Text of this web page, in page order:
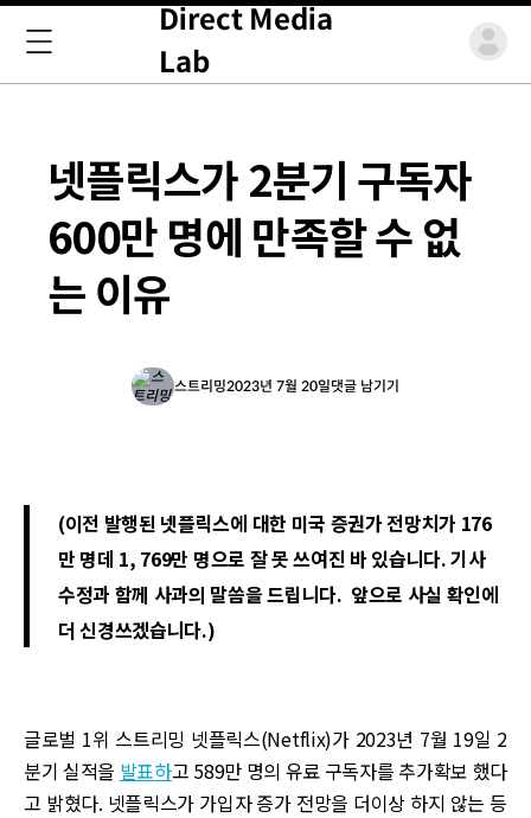
Direct Media
Lab
넷플릭스가 2분기 구독자
600만 명에 만족할 수 없
는 이유
스트리밍2023년 7월 20일댓글 남기기
(이전 발행된 넷플릭스에 대한 미국 증권가 전망치가 176
만 명데 1, 769만 명으로 잘 못 쓰여진 바 있습니다. 기사
수정과 함께 사과의 말씀을 드립니다. 앞으로 사실 확인에
더 신경쓰겠습니다.)
글로벌 1위 스트리밍 넷플릭스(Netflix)가 2023년 7월 19일 2
분기 실적을 발표하고 589만 명의 유료 구독자를 추가확보 했다
고 밝혔다. 넷플릭스가 가입자 증가 전망을 더이상 하지 않는 등